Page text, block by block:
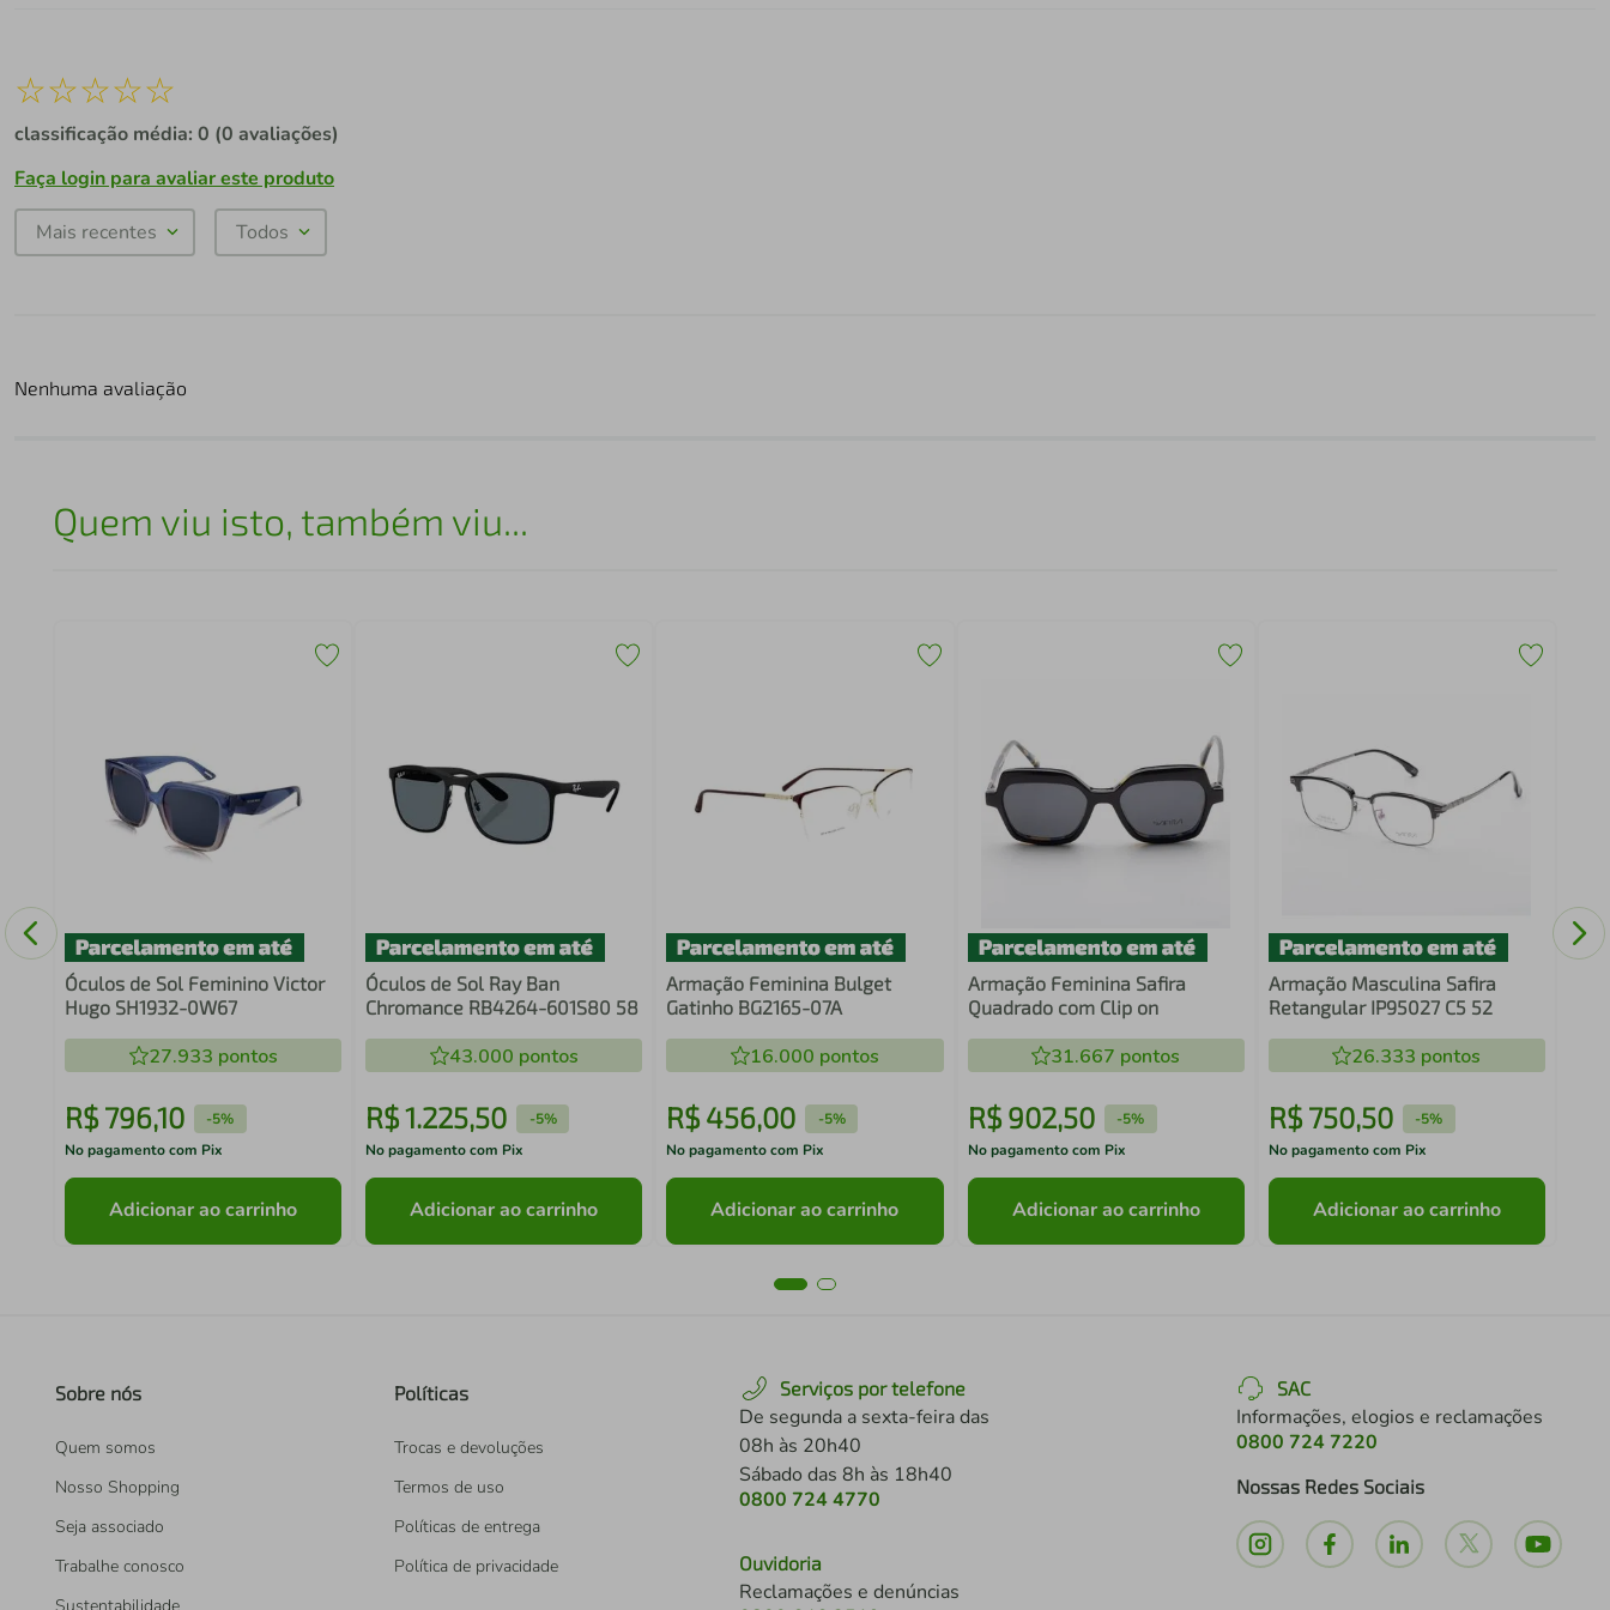
☆☆☆☆☆
classificação média: 0 (0 avaliações)
Faça login para avaliar este produto
Mais recentes Todos
Nenhuma avaliação
Quem viu isto, também viu...
Óculos de Sol Feminino Victor
Hugo SH1932-0W67
27.933 pontos
R$ 796,10 -5%
No pagamento com Pix
Adicionar ao carrinho
Óculos de Sol Ray Ban
Chromance RB4264-601S80 58
43.000 pontos
R$1.225,50 -5%
No pagamento com Pix
Adicionar ao carrinho
Armação Feminina Bulget
Gatinho BG2165-07A
16.000 pontos
R$456,00 -5%
No pagamento com Pix
Adicionar ao carrinho
Armação Feminina Safira
Quadrado com Clip on
31.667 pontos
R$ 902,50 -5%
No pagamento com Pix
Adicionar ao carrinho
Armação Masculina Safira
Retangular IP95027 C5 52
26.333 pontos
R$ 750,50 -5%
No pagamento com Pix
Adicionar ao carrinho
Sobre nós
Quem somos
Nosso Shopping
Seja associado
Trabalhe conosco
Políticas
Trocas e devoluções
Termos de uso
Políticas de entrega
Política de privacidade
Serviços por telefone
De segunda a sexta-feira das
08h às 20h40
Sábado das 8h às 18h40
0800 724 4770
Ouvidoria
Reclamações e denúncias
SAC
Informações, elogios e reclamações
0800 724 7220
Nossas Redes Sociais